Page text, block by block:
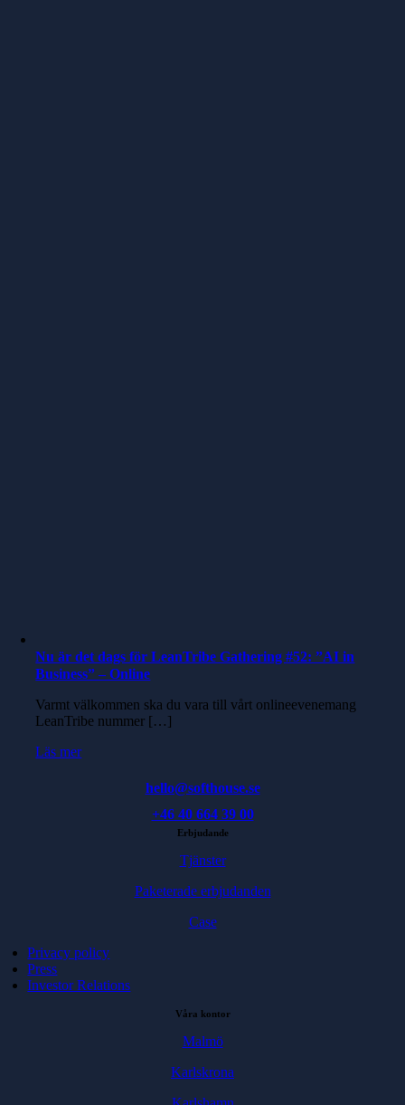
Nu är det dags för LeanTribe Gathering #52: ”AI in
Business” – Online
Varmt välkommen ska du vara till vårt onlineevenemang
LeanTribe nummer […]
Läs mer
hello@softhouse.se
+46 40 664 39 00
Erbjudande
Tjänster
Paketerade erbjudanden
Case
Privacy policy
Press
Investor Relations
Våra kontor
Malmö
Karlskrona